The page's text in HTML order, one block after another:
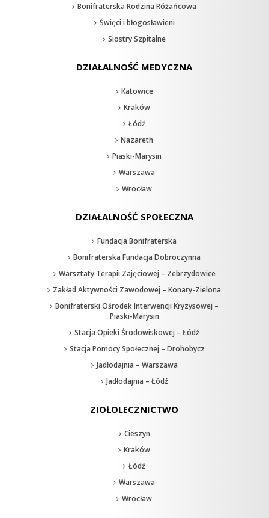
Bonifraterska Rodzina Różańcowa
Święci i błogosławieni
Siostry Szpitalne
DZIAŁALNOŚĆ MEDYCZNA
Katowice
Kraków
Łódź
Nazareth
Piaski-Marysin
Warszawa
Wrocław
DZIAŁALNOŚĆ SPOŁECZNA
Fundacja Bonifraterska
Bonifraterska Fundacja Dobroczynna
Warsztaty Terapii Zajęciowej – Zebrzydowice
Zakład Aktywności Zawodowej – Konary-Zielona
Bonifraterski Ośrodek Interwencji Kryzysowej –
Piaski-Marysin
Stacja Opieki Środowiskowej – Łódź
Stacja Pomocy Społecznej – Drohobycz
Jadłodajnia – Warszawa
Jadłodajnia – Łódź
ZIOŁOLECZNICTWO
Cieszyn
Kraków
Łódź
Warszawa
Wrocław